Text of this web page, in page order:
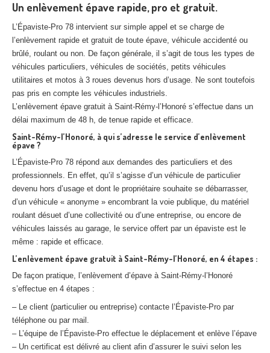
Un enlèvement épave rapide, pro et gratuit.
L’Épaviste-Pro 78 intervient sur simple appel et se charge de
l’enlèvement rapide et gratuit de toute épave, véhicule accidenté ou
brûlé, roulant ou non. De façon générale, il s’agit de tous les types de
véhicules particuliers, véhicules de sociétés, petits véhicules
utilitaires et motos à 3 roues devenus hors d’usage. Ne sont toutefois
pas pris en compte les véhicules industriels.
L’enlèvement épave gratuit à Saint-Rémy-l’Honoré s’effectue dans un
délai maximum de 48 h, de tenue rapide et efficace.
Saint-Rémy-l’Honoré, à qui s’adresse le service d’enlèvement
épave ?
L’Épaviste-Pro 78 répond aux demandes des particuliers et des
professionnels. En effet, qu’il s’agisse d’un véhicule de particulier
devenu hors d’usage et dont le propriétaire souhaite se débarrasser,
d’un véhicule « anonyme » encombrant la voie publique, du matériel
roulant désuet d’une collectivité ou d’une entreprise, ou encore de
véhicules laissés au garage, le service offert par un épaviste est le
même : rapide et efficace.
L’enlèvement épave gratuit à Saint-Rémy-l’Honoré, en 4 étapes :
De façon pratique, l’enlèvement d’épave à Saint-Rémy-l’Honoré
s’effectue en 4 étapes :
– Le client (particulier ou entreprise) contacte l’Épaviste-Pro par
téléphone ou par mail.
– L’équipe de l’Épaviste-Pro effectue le déplacement et enlève l’épave
– Un certificat est délivré au client afin d’assurer le suivi selon les